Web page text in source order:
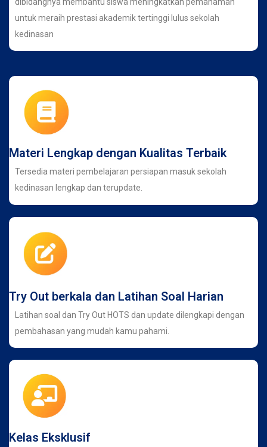
untuk meraih prestasi akademik tertinggi lulus sekolah
kedinasan
Materi Lengkap dengan Kualitas Terbaik
Tersedia materi pembelajaran persiapan masuk sekolah
kedinasan lengkap dan terupdate.
Try Out berkala dan Latihan Soal Harian
Latihan soal dan Try Out HOTS dan update dilengkapi dengan
pembahasan yang mudah kamu pahami.
Kelas Eksklusif